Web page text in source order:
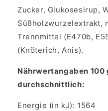
Zucker, Glukosesirup,
Süßholzwurzelextrakt,
Trennmittel (E470b,
(Knöterich, Anis).
Nährwertangaben 100
durchschnittlich:
Energie (in kJ): 1564